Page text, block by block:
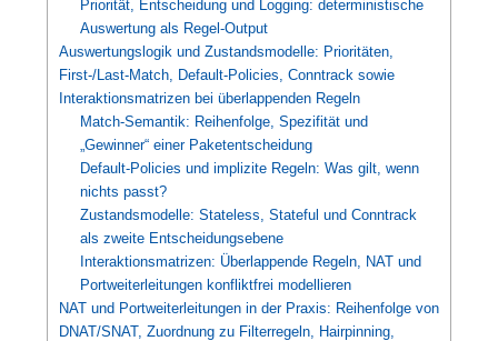
Priorität, Entscheidung und Logging: deterministische
Auswertung als Regel-Output
Auswertungslogik und Zustandsmodelle: Prioritäten,
First-/Last-Match, Default-Policies, Conntrack sowie
Interaktionsmatrizen bei überlappenden Regeln
Match-Semantik: Reihenfolge, Spezifität und
„Gewinner“ einer Paketentscheidung
Default-Policies und implizite Regeln: Was gilt, wenn
nichts passt?
Zustandsmodelle: Stateless, Stateful und Conntrack
als zweite Entscheidungsebene
Interaktionsmatrizen: Überlappende Regeln, NAT und
Portweiterleitungen konfliktfrei modellieren
NAT und Portweiterleitungen in der Praxis: Reihenfolge von
DNAT/SNAT, Zuordnung zu Filterregeln, Hairpinning,